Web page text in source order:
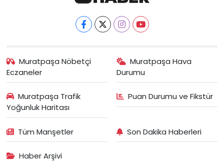
Muratpaşa Nöbetçi
Eczaneler
Muratpaşa Hava
Durumu
Muratpaşa Trafik
Yoğunluk Haritası
Puan Durumu ve Fikstür
Tüm Manşetler Son Dakika Haberleri
Haber Arşivi